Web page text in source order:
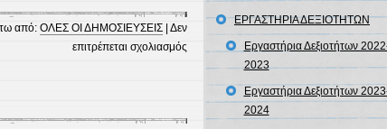
από: ΟΛΕΣ ΟΙ ΔΗΜΟΣΙΕΥΣΕΙΣ| Δεν
επιτρέπεται σχολιασμόςστο
Φύτευση
Τριανταφυλλιών:
Μήνυμα
ΕΡΓΑΣΤΗΡΙΑ ΔΕΞΙΟΤΗΤΩΝ
Εργαστήρια Δεξιοτήτων
2023
Εργαστήρια Δεξιοτήτων
2024